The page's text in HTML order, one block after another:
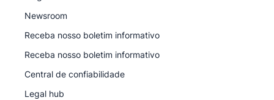
Newsroom
Receba nosso boletim informativo
Receba nosso boletim informativo
Central de confiabilidade
Legal hub